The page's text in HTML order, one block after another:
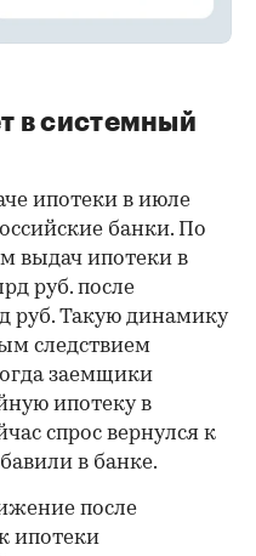
в системный
ипотеки в июле
банки. По
выдач ипотеки в
руб. после
руб. Такую динамику
следствием
заемщики
ипотеку в
спрос вернулся к
в банке.
после
ипотеки